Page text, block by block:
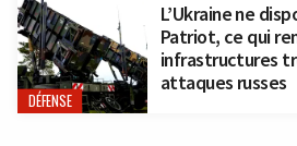
DÉFENSE
L’Ukraine ne
Patriot, ce qui
infrastructures
attaques russes